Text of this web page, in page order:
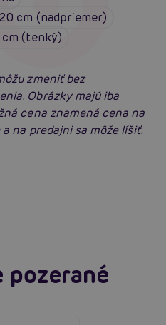
cm (nadpriemer)
cm (tenký)
zmeniť bez
Obrázky majú iba
cena znamená cena na
na predajni sa môže líšiť.
Tipy krok za krokom
Sexiómov
pozerané